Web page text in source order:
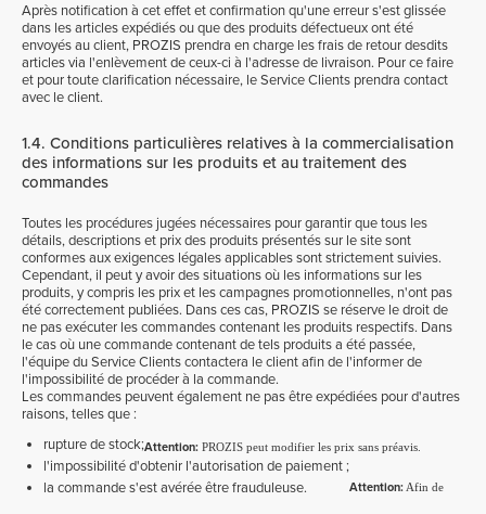
Après notification à cet effet et confirmation qu'une erreur s'est glissée
dans les articles expédiés ou que des produits défectueux ont été
envoyés au client, PROZIS prendra en charge les frais de retour desdits
articles via l'enlèvement de ceux-ci à l'adresse de livraison. Pour ce faire
et pour toute clarification nécessaire, le Service Clients prendra contact
avec le client.
1.4. Conditions particulières relatives à la commercialisation
des informations sur les produits et au traitement des
commandes
Toutes les procédures jugées nécessaires pour garantir que tous les
détails, descriptions et prix des produits présentés sur le site sont
conformes aux exigences légales applicables sont strictement suivies.
Cependant, il peut y avoir des situations où les informations sur les
produits, y compris les prix et les campagnes promotionnelles, n'ont pas
été correctement publiées. Dans ces cas, PROZIS se réserve le droit de
ne pas exécuter les commandes contenant les produits respectifs. Dans
le cas où une commande contenant de tels produits a été passée,
l'équipe du Service Clients contactera le client afin de l'informer de
l'impossibilité de procéder à la commande.
Les commandes peuvent également ne pas être expédiées pour d'autres
raisons, telles que :
rupture de stock;
l'impossibilité d'obtenir l'autorisation de paiement ;
la commande s'est avérée être frauduleuse.
Attention: PROZIS peut modifier les prix sans préavis.
Attention: Afin de